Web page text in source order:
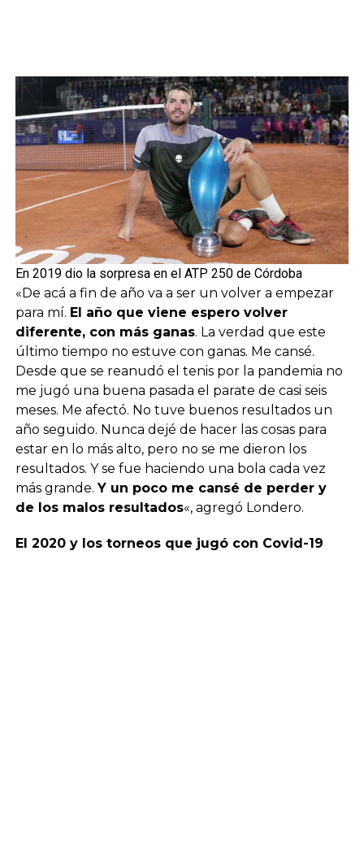
En 2019 dio la sorpresa en el ATP 250 de Córdoba
«De acá a fin de año va a ser un volver a empezar
para mí. El año que viene espero volver
diferente, con más ganas. La verdad que este
último tiempo no estuve con ganas. Me cansé.
Desde que se reanudó el tenis por la pandemia no
me jugó una buena pasada el parate de casi seis
meses. Me afectó. No tuve buenos resultados un
año seguido. Nunca dejé de hacer las cosas para
estar en lo más alto, pero no se me dieron los
resultados. Y se fue haciendo una bola cada vez
más grande.Y un poco me cansé de perder y
de los malos resultados«, agregó Londero.
El 2020 y los torneos que jugó con Covid-19